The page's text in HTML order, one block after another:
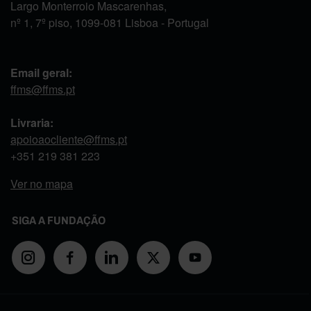
Largo Monterroio Mascarenhas,
nº 1, 7º piso, 1099-081 Lisboa - Portugal
Email geral:
ffms@ffms.pt
Livraria:
apoioaocliente@ffms.pt
+351 219 381 223
Ver no mapa
SIGA A FUNDAÇÃO